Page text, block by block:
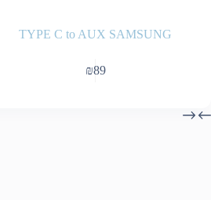
TYPE C to AUX SAMSUNG
₪89